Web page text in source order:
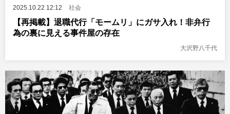
2025.10.22 12:12 社会
【再掲載】退職代行「モームリ」にガサ入れ！非弁行
為の裏に見える事件屋の存在
大沢野八千代